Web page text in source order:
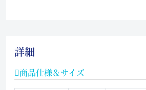
詳細
商品仕様＆サイズ